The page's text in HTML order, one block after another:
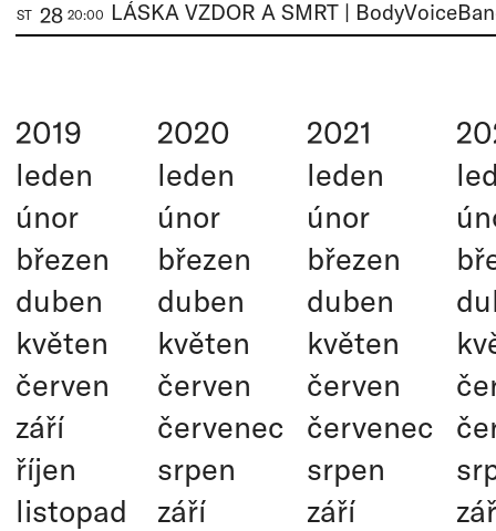
ST 28 20:00
2019
leden
únor
březen
duben
květen
červen
září
říjen
listopad
2020
leden
únor
březen
duben
květen
červen
červenec
srpen
září
2021
leden
únor
březen
duben
květen
červen
červenec
srpen
září